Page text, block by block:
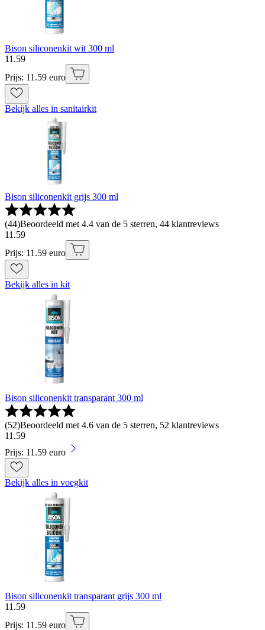
Bison siliconenkit wit 300 ml
11.59
Prijs: 11.59 euro
Bekijk alles in sanitairkit
Bison siliconenkit grijs 300 ml
(44)Beoordeeld met 4.4 van de 5 sterren, 44 klantreviews
11.59
Prijs: 11.59 euro
Bekijk alles in kit
Bison siliconenkit transparant 300 ml
(52)Beoordeeld met 4.6 van de 5 sterren, 52 klantreviews
11.59
Prijs: 11.59 euro
Bekijk alles in voegkit
Bison siliconenkit transparant grijs 300 ml
11.59
Prijs: 11.59 euro